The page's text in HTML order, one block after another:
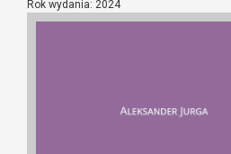
Rok wydania: 2024